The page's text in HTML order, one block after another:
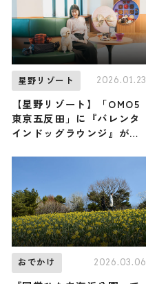
星野リゾート 2026.01.23
【星野リゾート】「OMO5
東京五反田」に『バレンタ
インドッグラウンジ』が初
在が実現 / 2月1日〜28日
おでかけ 2026.03.06